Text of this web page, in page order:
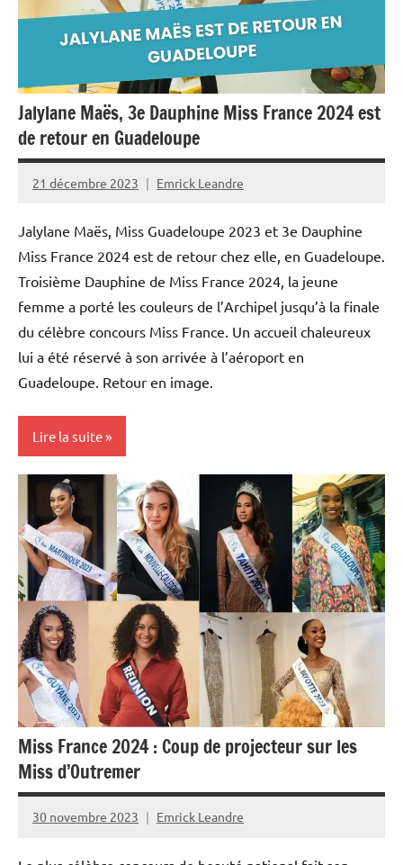
Jalylane Maës, 3e Dauphine Miss France 2024 est
de retour en Guadeloupe
21 décembre 2023 Emrick Leandre
Jalylane Maës, Miss Guadeloupe 2023 et 3e Dauphine
Miss France 2024 est de retour chez elle, en Guadeloupe.
Troisième Dauphine de Miss France 2024, la jeune
femme a porté les couleurs de l’Archipel jusqu’à la finale
du célèbre concours Miss France. Un accueil chaleureux
lui a été réservé à son arrivée à l’aéroport en
Guadeloupe. Retour en image.
Lire la suite
Antilles-
Guyane
Blog
Culture
France
Guadeloupe
Interviews
Outremer
Société
Miss France 2024 : Coup de projecteur sur les
Miss d’Outremer
30 novembre 2023 Emrick Leandre